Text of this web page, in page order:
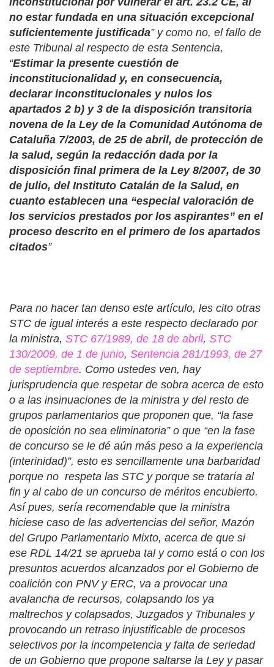
no estar fundada en una situación excepcional
suficientemente justificada” y como no, el fallo de
este Tribunal al respecto de esta Sentencia,
“Estimar la presente cuestión de
inconstitucionalidad y, en consecuencia,
declarar inconstitucionales y nulos los
apartados 2 b) y 3 de la disposición transitoria
novena de la Ley de la Comunidad Autónoma de
Cataluña 7/2003, de 25 de abril, de protección de
la salud, según la redacción dada por la
disposición final primera de la Ley 8/2007, de 30
de julio, del Instituto Catalán de la Salud, en
cuanto establecen una “especial valoración de
los servicios prestados por los aspirantes” en el
proceso descrito en el primero de los apartados
citados”
Para no hacer tan denso este artículo, les cito otras
STC de igual interés a este respecto declarado por
la ministra, STC 67/1989, de 18 de abril, STC
130/2009, de 1 de junio, Sentencia 281/1993, de 27
de septiembre. Como ustedes ven, hay
jurisprudencia que respetar de sobra acerca de esto
o a las insinuaciones de la ministra y del resto de
grupos parlamentarios que proponen que, “la fase
de oposición no sea eliminatoria” o que “en la fase
de concurso se le dé aún más peso a la experiencia
(interinidad)”, esto es sencillamente una barbaridad
porque no respeta las STC y porque se trataría al
fin y al cabo de un concurso de méritos encubierto.
Así pues, sería recomendable que la ministra
hiciese caso de las advertencias del señor, Mazón
del Grupo Parlamentario Mixto, acerca de que si
ese RDL 14/21 se aprueba tal y como está o con los
presuntos acuerdos alcanzados por el Gobierno de
coalición con PNV y ERC, va a provocar una
avalancha de recursos, colapsando los ya
maltrechos y colapsados, Juzgados y Tribunales y
provocando un retraso injustificable de procesos
selectivos por la incompetencia y falta de seriedad
de un Gobierno que propone saltarse la Ley y pasar